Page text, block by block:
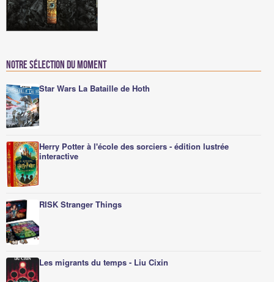
Notre sélection du moment
Star Wars La Bataille de Hoth
Herry Potter à l'école des sorciers - édition lustrée
interactive
RISK Stranger Things
Les migrants du temps - Liu Cixin